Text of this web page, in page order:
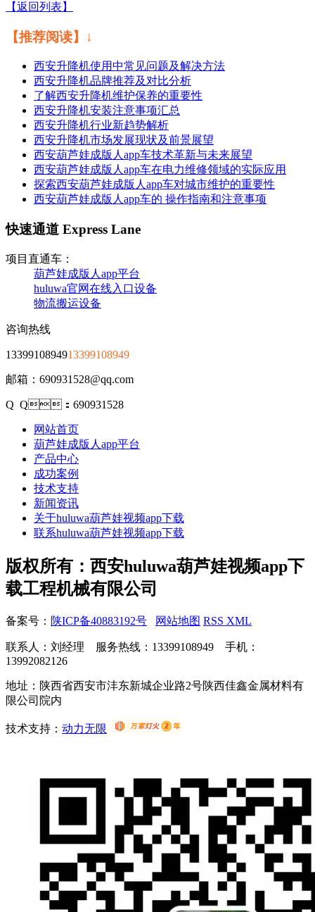
【返回列表】
【推荐阅读】↓
西安升降机使用中常见问题及解决方法
西安升降机品牌推荐及对比分析
了解西安升降机维护保养的重要性
西安升降机安装注意事项汇总
西安升降机行业新趋势解析
西安升降机市场发展现状及前景展望
西安葫芦娃成版人app车技术革新与未来展望
西安葫芦娃成版人app车在电力维修领域的实际应用
探索西安葫芦娃成版人app车对城市维护的重要性
西安葫芦娃成版人app车的 操作指南和注意事项
快速通道 Express Lane
项目直通车：
葫芦娃成版人app平台
huluwa官网在线入口设备
物流搬运设备
咨询热线
1339910894913399108949
邮箱：690931528@qq.com
Q Q：690931528
网站首页
葫芦娃成版人app平台
产品中心
成功案例
技术支持
新闻资讯
关于huluwa葫芦娃视频app下载
联系huluwa葫芦娃视频app下载
版权所有：西安huluwa葫芦娃视频app下
载工程机械有限公司
备案号： 陕ICP备40883192号 网站地图 RSS XML
联系人：刘经理 服务热线：13399108949 手机：
13992082126
地址：陕西省西安市沣东新城企业路2号陕西佳鑫金属材料有
限公司院内
技术支持： 动力无限